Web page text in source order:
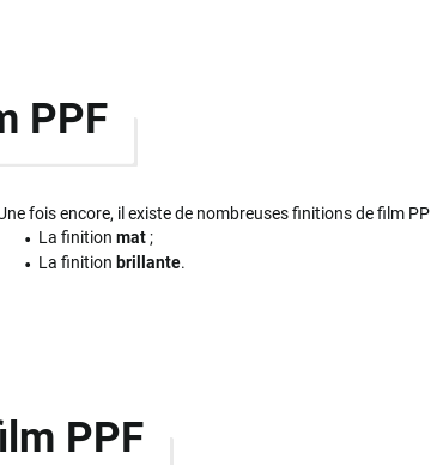
PPF
fois encore, il existe de nombreuses finitions de film
La finition mat;
La finition brillante.
PPF